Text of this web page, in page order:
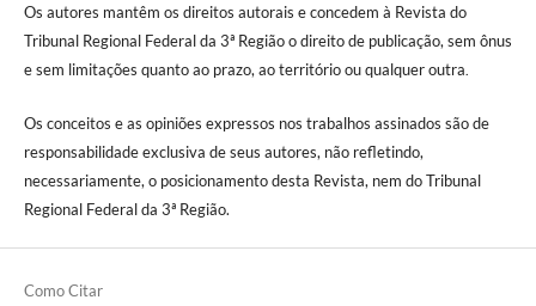
Os autores mantêm os direitos autorais e concedem à Revista do
Tribunal Regional Federal da 3ª Região o direito de publicação, sem ônus
e sem limitações quanto ao prazo, ao território ou qualquer outra.
Os conceitos e as opiniões expressos nos trabalhos assinados são de
responsabilidade exclusiva de seus autores, não refletindo,
necessariamente, o posicionamento desta Revista, nem do Tribunal
Regional Federal da 3ª Região.
Como Citar